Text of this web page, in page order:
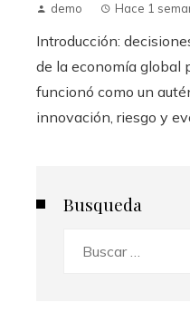
demo Hace 1
Introducción:
de la economía global
funcionó como un
innovación, riesgo y
Busqueda